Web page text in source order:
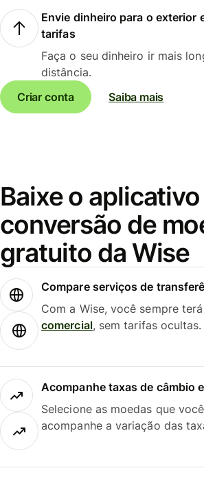
Envie dinheiro para o exterior
tarifas
Faça o seu dinheiro ir mais
distância.
Criar conta
Saiba mais
Baixe o
conversão de
gratuito da Wise
Compare serviços de
Com a Wise, você sempre
comercial, sem tarifas ocultas.
Acompanhe taxas de câmbio
Selecione as moedas que
acompanhe a variação das